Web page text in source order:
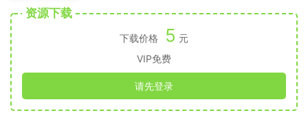
资源下载
下载价格 5 元
VIP免费
请先登录